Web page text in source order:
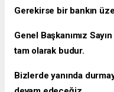
Gerekirse bir bankın
Genel Başkanımız
tam olarak budur.
Bizlerde yanında